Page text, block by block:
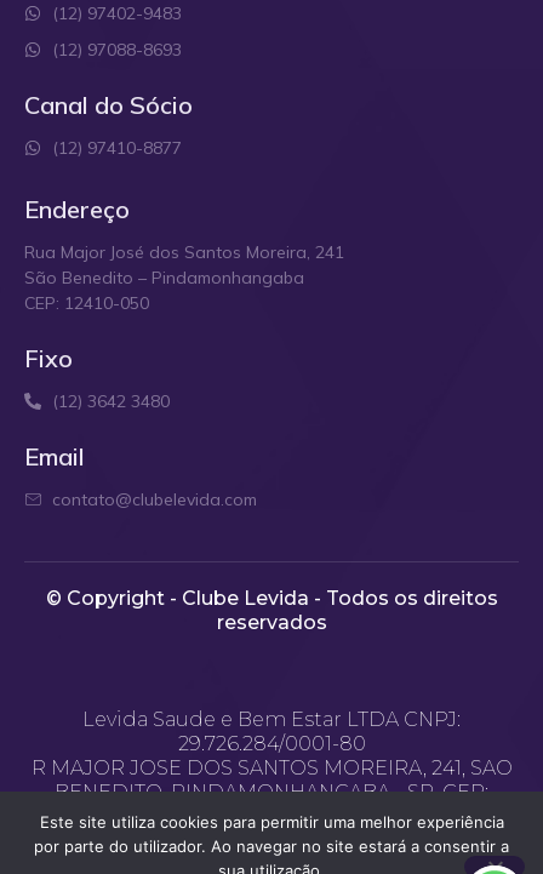
(12) 97402-9483
(12) 97088-8693
Canal do Sócio
(12) 97410-8877
Endereço
Rua Major José dos Santos Moreira, 241
São Benedito – Pindamonhangaba
CEP: 12410-050
Fixo
(12) 3642 3480
Email
contato@clubelevida.com
© Copyright - Clube Levida - Todos os direitos
reservados​
Levida Saude e Bem Estar LTDA CNPJ:
29.726.284/0001-80
R MAJOR JOSE DOS SANTOS MOREIRA, 241, SAO
BENEDITO, PINDAMONHANGABA - SP, CEP:
12.400-970
Email de contato: contato@clubelevida.com
Este site utiliza cookies para permitir uma melhor experiência
por parte do utilizador. Ao navegar no site estará a consentir a